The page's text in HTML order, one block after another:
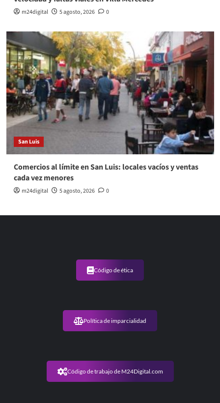
m24digital 5 agosto, 2026 0
San Luis
Comercios al límite en San Luis: locales vacíos y ventas
cada vez menores
m24digital 5 agosto, 2026 0
Código de ética
Política de imparcialidad
Código de trabajo de M24Digital.com